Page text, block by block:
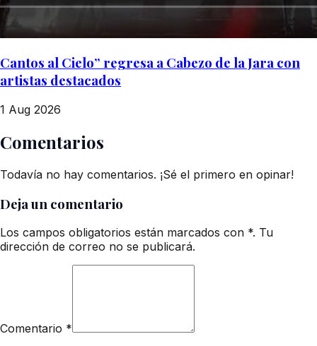
Cantos al Cielo” regresa a Cabezo de la Jara con
artistas destacados
1 Aug 2026
Comentarios
Todavía no hay comentarios. ¡Sé el primero en opinar!
Deja un comentario
Los campos obligatorios están marcados con *. Tu
dirección de correo no se publicará.
Comentario *